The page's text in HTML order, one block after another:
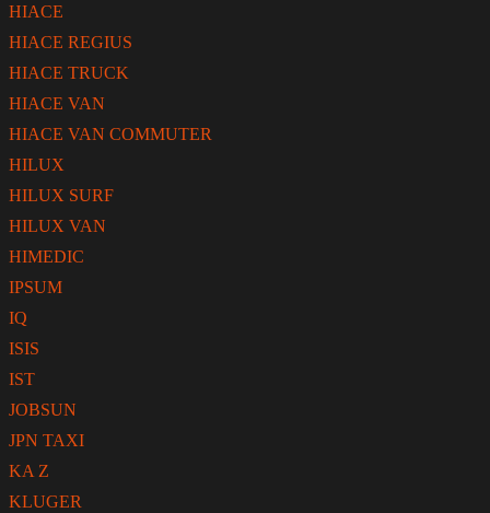
HIACE
HIACE REGIUS
HIACE TRUCK
HIACE VAN
HIACE VAN COMMUTER
HILUX
HILUX SURF
HILUX VAN
HIMEDIC
IPSUM
IQ
ISIS
IST
JOBSUN
JPN TAXI
KA Z
KLUGER